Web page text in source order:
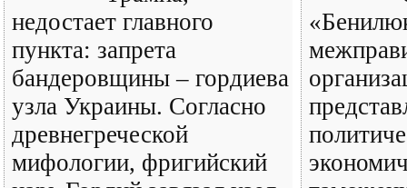
недостает главного
пункта: запрета
бандеровщины – гордиева
узла Украины. Согласно
древнегреческой
мифологии, фригийский